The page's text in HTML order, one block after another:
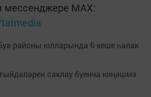
мессенджере MАХ:
районы юлларында 6 кеше һәлак
саклау буенча киңәшмә